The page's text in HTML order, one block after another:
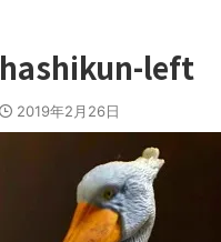
hashikun-left
2019年2月26日